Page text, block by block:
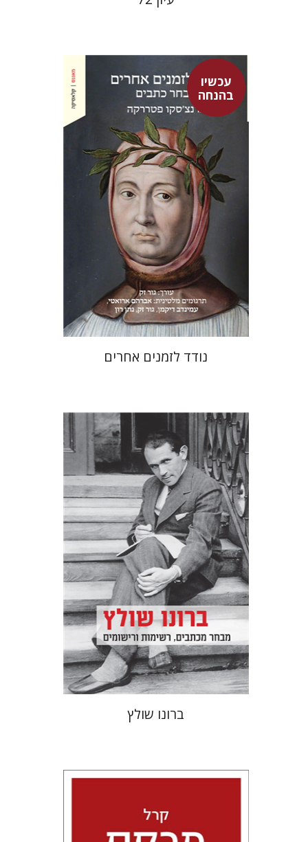
עכשיו
בהנחהפרנצ'סקו פטררקה
גור זק
עמינדב דיקמן
נתן רון
גור זק
אברהם ארואטי
עכשיו בהנחה
$42
$31
נודד לזמנים אחרים
ברונו שולץ
יעקב גולומב
מרים בורנשטיין
הנחת אתר ספר מודפס
$35
$32
ברונו שולץ
טל מאיר גלעדי